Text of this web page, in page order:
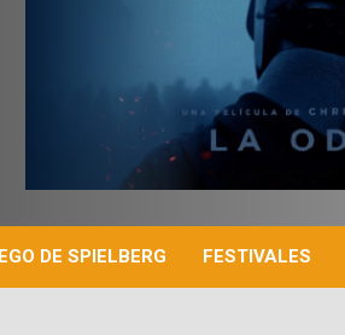
DE SPIELBERG FESTIVALES